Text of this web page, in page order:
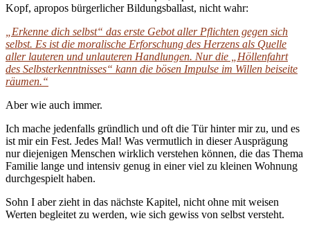
Kopf, apropos bürgerlicher Bildungsballast, nicht wahr:
„Erkenne dich selbst“ das erste Gebot aller Pflichten gegen sich
selbst. Es ist die moralische Erforschung des Herzens als Quelle
aller lauteren und unlauteren Handlungen. Nur die „Höllenfahrt
des Selbsterkenntnisses“ kann die bösen Impulse im Willen beiseite
räumen.“
Aber wie auch immer.
Ich mache jedenfalls gründlich und oft die Tür hinter mir zu, und es
ist mir ein Fest. Jedes Mal! Was vermutlich in dieser Ausprägung
nur diejenigen Menschen wirklich verstehen können, die das Thema
Familie lange und intensiv genug in einer viel zu kleinen Wohnung
durchgespielt haben.
Sohn I aber zieht in das nächste Kapitel, nicht ohne mit weisen
Werten begleitet zu werden, wie sich gewiss von selbst versteht.